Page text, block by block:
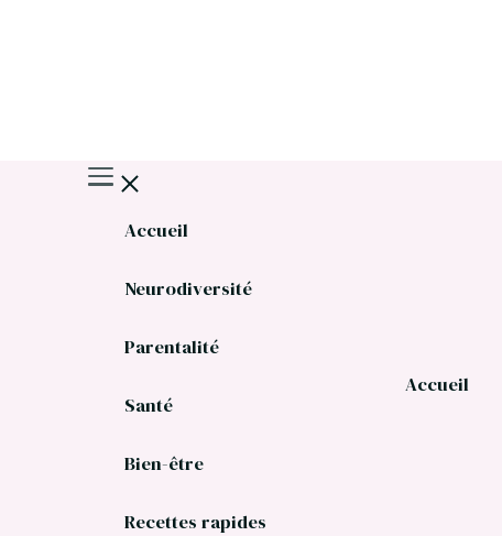
Accueil
Neurodiversité
Parentalité
Santé
Bien-être
Recettes rapides
Accueil